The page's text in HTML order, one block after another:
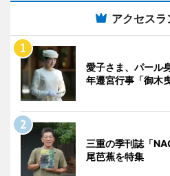
アクセス
愛子さま、パール
年遷宮行事「御木
三重の季刊誌「
尾芭蕉を特集